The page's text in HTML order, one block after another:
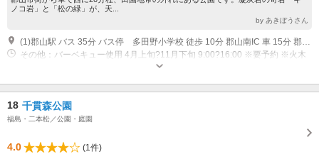
ノコ岩」と「松の緑」が、天...
by あきぼうさん
その他：バーベキュー使用 4月上旬?11月下旬 9:00?16:00 ※要予約 ※火木
18 千貫森公園
福島・二本松／公園・庭園
4.0
(1件)